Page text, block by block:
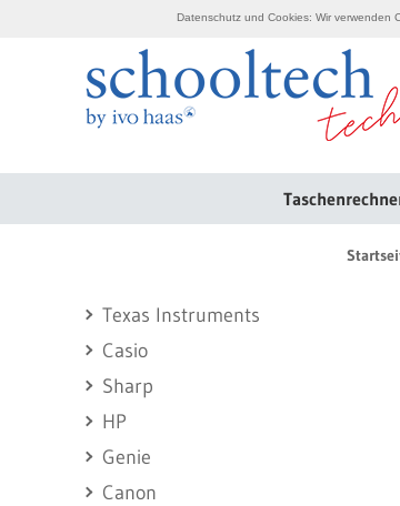
Texas Instruments
Casio
Sharp
HP
Genie
Canon
Datenschutz und Cookies: Wir verwenden